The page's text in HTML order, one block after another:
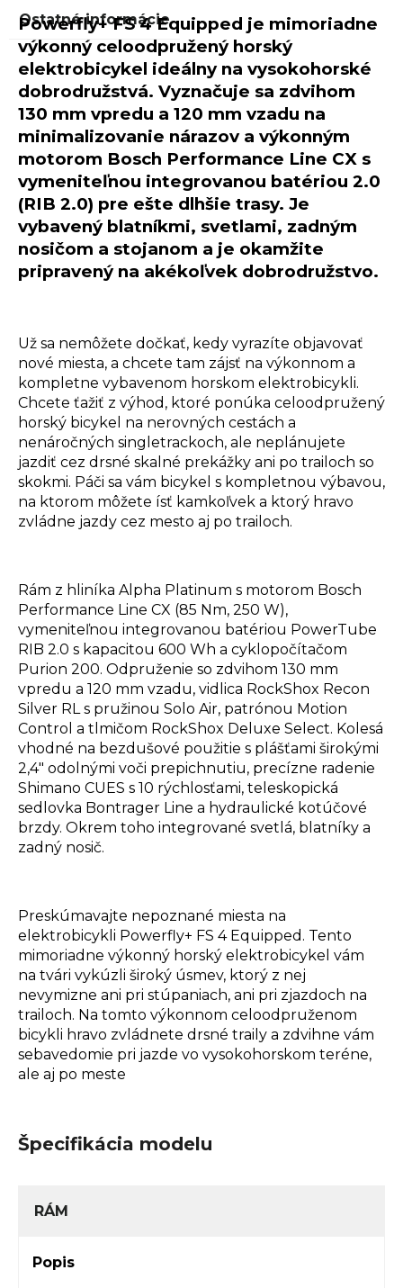
Ostatné informácie
Powerfly+ FS 4 Equipped je mimoriadne
výkonný celoodpružený horský
elektrobicykel ideálny na vysokohorské
dobrodružstvá. Vyznačuje sa zdvihom
130 mm vpredu a 120 mm vzadu na
minimalizovanie nárazov a výkonným
motorom Bosch Performance Line CX s
vymeniteľnou integrovanou batériou 2.0
(RIB 2.0) pre ešte dlhšie trasy. Je
vybavený blatníkmi, svetlami, zadným
nosičom a stojanom a je okamžite
pripravený na akékoľvek dobrodružstvo.
Už sa nemôžete dočkať, kedy vyrazíte objavovať
nové miesta, a chcete tam zájsť na výkonnom a
kompletne vybavenom horskom elektrobicykli.
Chcete ťažiť z výhod, ktoré ponúka celoodpružený
horský bicykel na nerovných cestách a
nenáročných singletrackoch, ale neplánujete
jazdiť cez drsné skalné prekážky ani po trailoch so
skokmi. Páči sa vám bicykel s kompletnou výbavou,
na ktorom môžete ísť kamkoľvek a ktorý hravo
zvládne jazdy cez mesto aj po trailoch.
Rám z hliníka Alpha Platinum s motorom Bosch
Performance Line CX (85 Nm, 250 W),
vymeniteľnou integrovanou batériou PowerTube
RIB 2.0 s kapacitou 600 Wh a cyklopočítačom
Purion 200. Odpruženie so zdvihom 130 mm
vpredu a 120 mm vzadu, vidlica RockShox Recon
Silver RL s pružinou Solo Air, patrónou Motion
Control a tlmičom RockShox Deluxe Select. Kolesá
vhodné na bezdušové použitie s plášťami širokými
2,4" odolnými voči prepichnutiu, precízne radenie
Shimano CUES s 10 rýchlosťami, teleskopická
sedlovka Bontrager Line a hydraulické kotúčové
brzdy. Okrem toho integrované svetlá, blatníky a
zadný nosič.
Preskúmavajte nepoznané miesta na
elektrobicykli Powerfly+ FS 4 Equipped. Tento
mimoriadne výkonný horský elektrobicykel vám
na tvári vykúzli široký úsmev, ktorý z nej
nevymizne ani pri stúpaniach, ani pri zjazdoch na
trailoch. Na tomto výkonnom celoodpruženom
bicykli hravo zvládnete drsné traily a zdvihne vám
sebavedomie pri jazde vo vysokohorskom teréne,
ale aj po meste
Špecifikácia modelu
RÁM
Popis